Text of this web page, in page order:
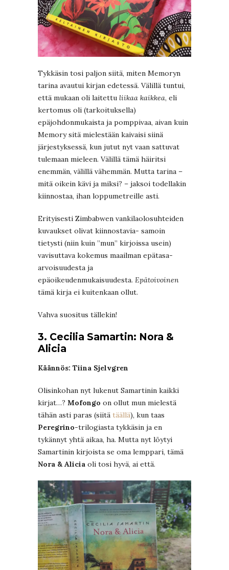
Tykkäsin tosi paljon siitä, miten Memoryn
tarina avautui kirjan edetessä. Välillä tuntui,
että mukaan oli laitettu liikaa kaikkea, eli
kertomus oli (tarkoituksella)
epäjohdonmukaista ja pomppivaa, aivan kuin
Memory sitä mielestään kaivaisi siinä
järjestyksessä, kun jutut nyt vaan sattuvat
tulemaan mieleen. Välillä tämä häiritsi
enemmän, välillä vähemmän. Mutta tarina –
mitä oikein kävi ja miksi? – jaksoi todellakin
kiinnostaa, ihan loppumetreille asti.
Erityisesti Zimbabwen vankilaolosuhteiden
kuvaukset olivat kiinnostavia- samoin
tietysti (niin kuin ”mun” kirjoissa usein)
vavisuttava kokemus maailman epätasa-
arvoisuudesta ja
epäoikeudenmukaisuudesta. Epätoivoinen
tämä kirja ei kuitenkaan ollut.
Vahva suositus tällekin!
3. Cecilia Samartin: Nora &
Alicia
Käännös: Tiina Sjelvgren
Olisinkohan nyt lukenut Samartinin kaikki
kirjat…? Mofongo on ollut mun mielestä
tähän asti paras (siitä täällä), kun taas
Peregrino-trilogiasta tykkäsin ja en
tykännyt yhtä aikaa, ha. Mutta nyt löytyi
Samartinin kirjoista se oma lemppari, tämä
Nora & Alicia oli tosi hyvä, ai että.